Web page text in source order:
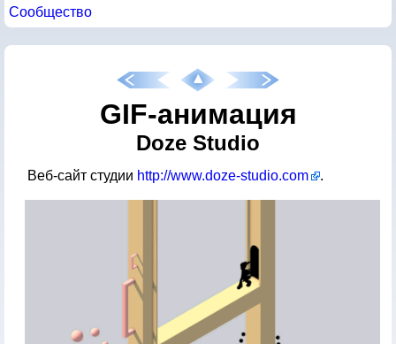
Сообщество
GIF-анимация
Doze Studio
Веб-сайт студии http://www.doze-studio.com .